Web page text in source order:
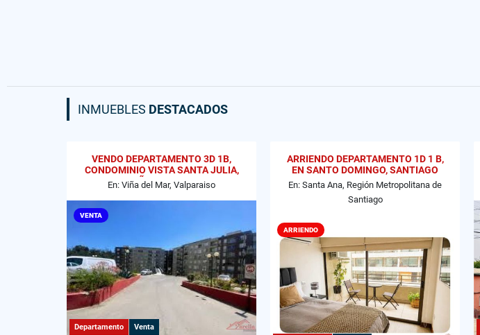
INMUEBLES DESTACADOS
VENDO DEPARTAMENTO 3D 1B,
CONDOMINIO VISTA SANTA JULIA,
VIÑA DEL MAR
En: Viña del Mar, Valparaiso
VENTA
Departamento Venta
ARRIENDO DEPARTAMENTO 1D 1 B,
EN SANTO DOMINGO, SANTIAGO
En: Santa Ana, Región Metropolitana de
Santiago
ARRIENDO